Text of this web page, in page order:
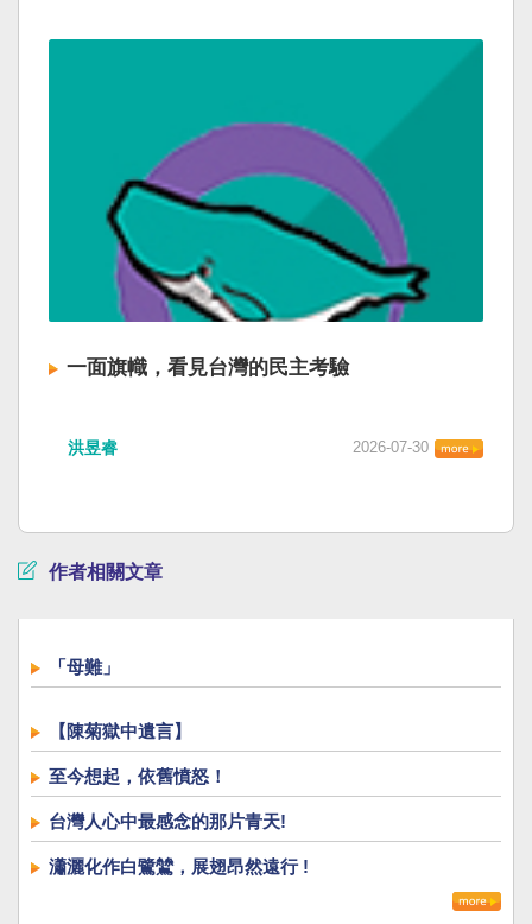
一面旗幟，看見台灣的民主考驗
洪昱睿 2026-07-30
作者相關文章
「母難」
【陳菊獄中遺言】
至今想起，依舊憤怒！
台灣人心中最感念的那片青天!
瀟灑化作白鷺鷥，展翅昂然遠行 !